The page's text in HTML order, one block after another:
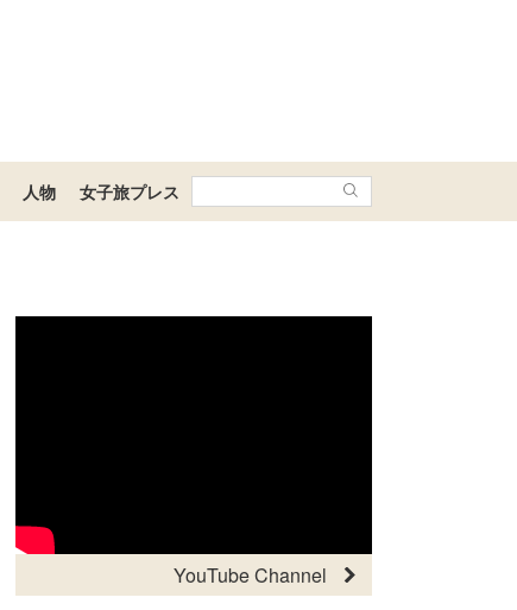
人物 女子旅プレス
YouTube Channel